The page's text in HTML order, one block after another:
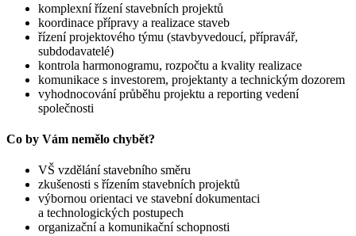
komplexní řízení stavebních projektů
koordinace přípravy a realizace staveb
řízení projektového týmu (stavbyvedoucí, přípravář,
subdodavatelé)
kontrola harmonogramu, rozpočtu a kvality realizace
komunikace s investorem, projektanty a technickým dozorem
vyhodnocování průběhu projektu a reporting vedení
společnosti
Co by Vám nemělo chybět?
VŠ vzdělání stavebního směru
zkušenosti s řízením stavebních projektů
výbornou orientaci ve stavební dokumentaci
a technologických postupech
organizační a komunikační schopnosti